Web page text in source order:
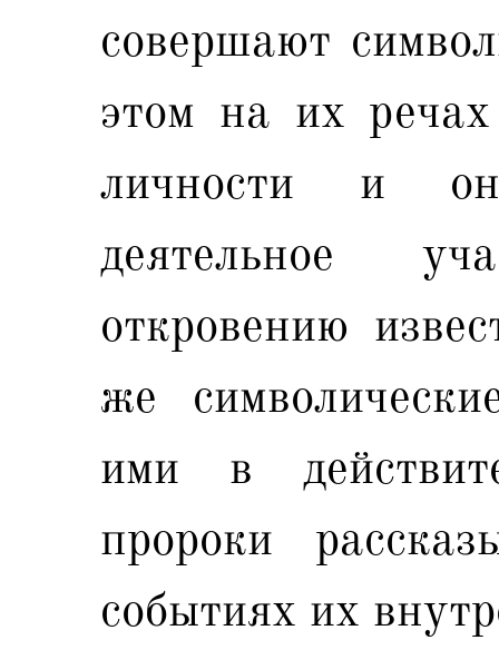
совершают
этом на их
личности и
деятельное
откровению
же
ими в
пророки
событиях их